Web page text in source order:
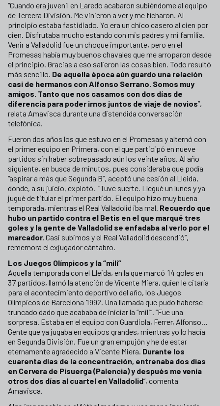
“Cuando era juvenil en Laredo acabaron subiéndome al equipo
de Tercera División. Me vinieron a ver y me ficharon. Al
principio estaba fastidiado. Yo era un chico casero al cien por
cien. Disfrutaba mucho estando con mis padres y mi familia.
Venir a Valladolid fue un choque importante, pero en el
Promesas había muy buenos chavales que me arroparon desde
el principio. Gracias a eso salieron las cosas bien. Todo resultó
más sencillo. De aquella época aún guardo una relación
casi de hermanos con Alfonso Serrano. Somos muy
amigos. Tanto que nos casamos con dos días de
diferencia para poder irnos juntos de viaje de novios”,
relata Amavisca durante una distendida conversación
telefónica.
Fueron dos años los que estuvo en el Promesas y alternó con
el primer equipo en Primera, con el que participó en nueve
partidos sin haber sobrepasado aún los veinte años. Al año
siguiente, en busca de minutos, pues consideraba que podía
“aspirar a más que Segunda B”, aceptó una cesión al Lleida,
donde, a su juicio, explotó. “Tuve suerte. Llegué un lunes y ya
jugué de titular el primer partido. El equipo hizo muy buena
temporada, mientras el Real Valladolid iba mal. Recuerdo que
hubo un partido contra el Betis en el que marqué tres
goles y la gente de Valladolid se enfadaba al verlo por el
marcador. Casi subimos y el Real Valladolid descendió”,
rememora el exjugador cántabro.
Los Juegos Olímpicos y la “mili”
Aquella temporada con el Lleida, en la que marcó 14 goles en
37 partidos, llamó la atención de Vicente Miera, quien le citaría
para el acontecimiento deportivo del año, los Juegos
Olímpicos de Barcelona 1992. Una llamada que pudo haberse
truncado dado que acababa de iniciar la “mili”. “Fue una
sorpresa. Estaba en el equipo con Guardiola, Ferrer, Alfonso…
Gente que ya jugaba en equipos grandes, mientras yo lo hacía
en Segunda División. Fue un gran empujón y he de estar
eternamente agradecido a Vicente Miera. Durante los
cuarenta días de la concentración, entrenaba dos días
en Cervera de Pisuerga (Palencia) y después me venía
otros dos días al cuartel en Valladolid”, comenta
Amavisca.